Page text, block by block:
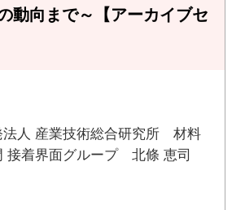
動向まで～【アーカイブセ
法人 産業技術総合研究所 材料
接着界面グループ 北條 恵司